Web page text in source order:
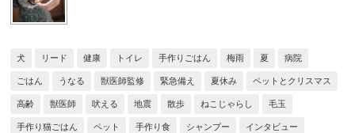
犬 リード 健康 トイレ 手作りごはん 梅雨 夏 病院
ごはん うなる 獣医師監修 緊急備え 夏休み ペットとクリスマス
高齢 獣医師 吠える 地震 散歩 ねこじゃらし 毛玉
手作り猫ごはん ペット 手作り食 シャンプー インタビュー